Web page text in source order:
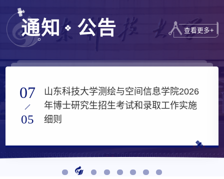
通知 公告 查看更多+
07
05
山东科技大学测绘与空间信息学院2026
年博士研究生招生考试和录取工作实施
细则